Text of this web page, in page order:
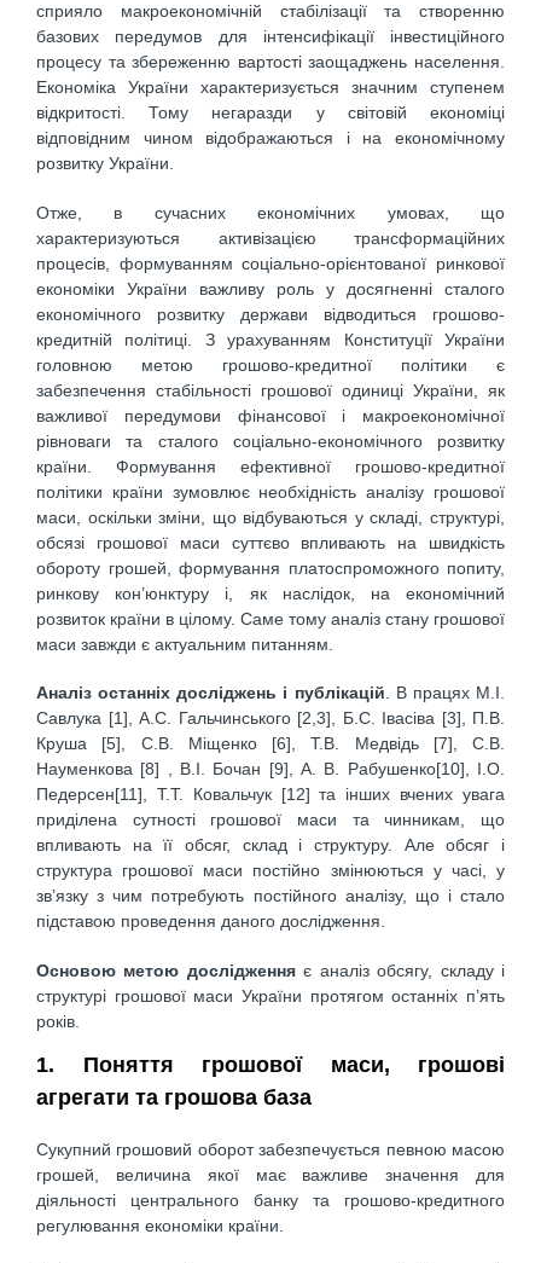
сприяло макроекономічній стабілізації та створенню
базових передумов для інтенсифікації інвестиційного
процесу та збереженню вартості заощаджень населення.
Економіка України характеризується значним ступенем
відкритості. Тому негаразди у світовій економіці
відповідним чином відображаються і на економічному
розвитку України.
Отже, в сучасних економічних умовах, що
характеризуються активізацією трансформаційних
процесів, формуванням соціально-орієнтованої ринкової
економіки України важливу роль у досягненні сталого
економічного розвитку держави відводиться грошово-
кредитній політиці. З урахуванням Конституції України
головною метою грошово-кредитної політики є
забезпечення стабільності грошової одиниці України, як
важливої передумови фінансової і макроекономічної
рівноваги та сталого соціально-економічного розвитку
країни. Формування ефективної грошово-кредитної
політики країни зумовлює необхідність аналізу грошової
маси, оскільки зміни, що відбуваються у складі, структурі,
обсязі грошової маси суттєво впливають на швидкість
обороту грошей, формування платоспроможного попиту,
ринкову кон’юнктуру і, як наслідок, на економічний
розвиток країни в цілому. Саме тому аналіз стану грошової
маси завжди є актуальним питанням.
Аналіз останніх досліджень і публікацій . В працях М.І.
Савлука [1], А.С. Гальчинського [2,3], Б.С. Івасіва [3], П.В.
Круша [5], С.В. Міщенко [6], Т.В. Медвідь [7], С.В.
Науменкова [8] , В.І. Бочан [9], А. В. Рабушенко[10], І.О.
Педерсен[11], Т.Т. Ковальчук [12] та інших вчених увага
приділена сутності грошової маси та чинникам, що
впливають на її обсяг, склад і структуру. Але обсяг і
структура грошової маси постійно змінюються у часі, у
зв’язку з чим потребують постійного аналізу, що і стало
підставою проведення даного дослідження.
Основою метою дослідженняє аналіз обсягу, складу і
структурі грошової маси України протягом останніх п’ять
років.
1. Поняття грошової маси, грошові
агрегати та грошова база
Сукупний грошовий оборот забезпечується певною масою
грошей, величина якої має важливе значення для
діяльності центрального банку та грошово-кредитного
регулювання економіки країни.